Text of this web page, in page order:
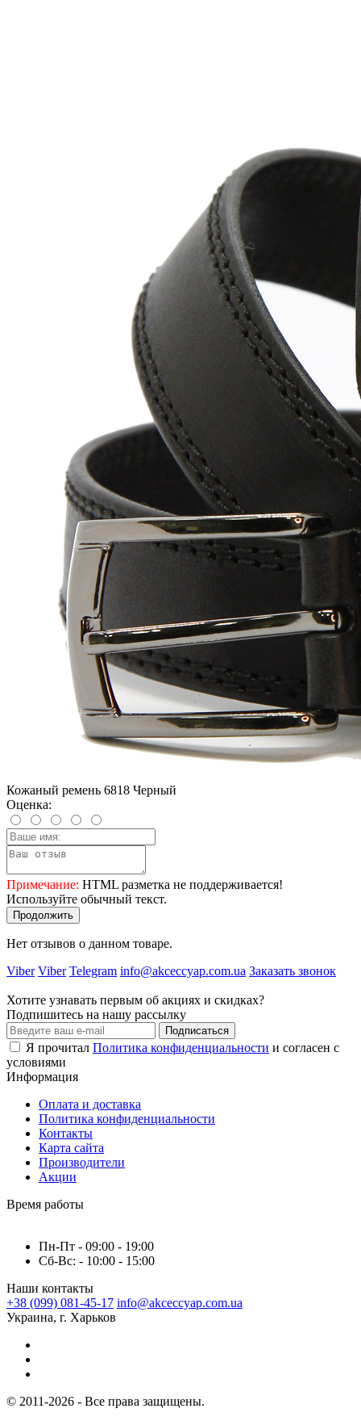
Кожаный ремень 6818 Черный
Оценка:
Примечание: HTML разметка не поддерживается!
Используйте обычный текст.
Продолжить
Нет отзывов о данном товаре.
Viber Viber Telegram info@akceccyap.com.ua Заказать звонок
Хотите узнавать первым об акциях и скидках?
Подпишитесь на нашу рассылку
Подписаться
Я прочитал Политика конфиденциальности и согласен с
условиями
Информация
Оплата и доставка
Политика конфиденциальности
Контакты
Карта сайта
Производители
Акции
Время работы
Пн-Пт - 09:00 - 19:00
Сб-Вс: - 10:00 - 15:00
Наши контакты
+38 (099) 081-45-17 info@akceccyap.com.ua
Украина, г. Харьков
© 2011-2026 - Все права защищены.